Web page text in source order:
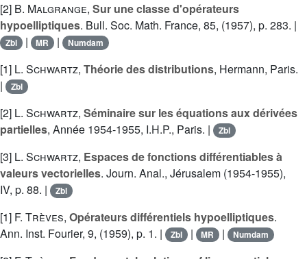
[2] B. Malgrange, Sur une classe d'opérateurs
hypoelliptiques. Bull. Soc. Math. France, 85, (1957), p. 283. |
Zbl | MR | Numdam
[1] L. Schwartz, Théorie des distributions, Hermann, Paris.
|
Zbl
[2] L. Schwartz, Séminaire sur les équations aux dérivées
partielles, Année 1954-1955, I.H.P., Paris. | Zbl
[3] L. Schwartz, Espaces de fonctions différentiables à
valeurs vectorielles. Journ. Anal., Jérusalem (1954-1955),
IV, p. 88. |
Zbl
[1] F. Trèves, Opérateurs différentiels hypoelliptiques.
Ann. Inst. Fourier, 9, (1959), p. 1. |
Zbl | MR | Numdam